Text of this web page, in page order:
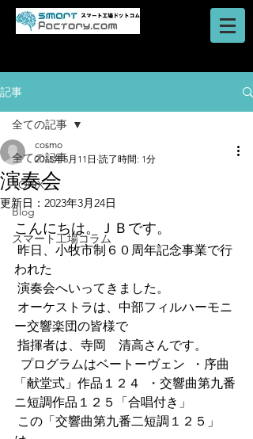
記事
全ての記事
TOPIX
Blog
スマート工場コラム
全ての記事
演奏会
cosmo
2015年5月11日 読了時間: 1分
更新日： 2023年3月24日
こんにちは。ＪＢです。
われた
演奏会へいってきました。
ー交響楽団の皆様で
指揮者は、寺岡　清高さんです。
「献堂式」作品１２４  ・交響曲第九番
ニ短調作品１２５「合唱付き」